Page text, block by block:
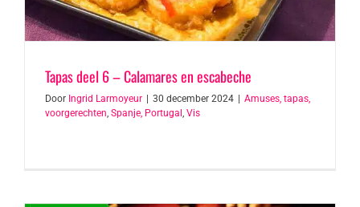
Tapas deel 6 – Calamares en escabeche
Door Ingrid Larmoyeur 30 december 2024
Amuses, tapas,
voorgerechten, Spanje, Portugal , Vis